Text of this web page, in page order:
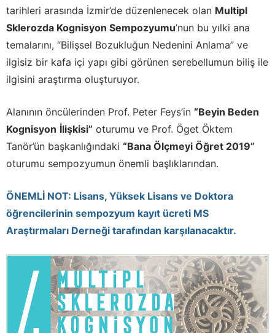
tarihleri arasında İzmir’de düzenlenecek olan Multipl
Sklerozda Kognisyon Sempozyumu’nun bu yılki ana
temalarını, “Bilişsel Bozukluğun Nedenini Anlama” ve
ilgisiz bir kafa içi yapı gibi görünen serebellumun biliş ile
ilgisini araştırma oluşturuyor.
Alanının öncülerinden Prof. Peter Feys’in “Beyin Beden
Kognisyon İlişkisi” oturumu ve Prof. Öget Öktem
Tanör’ün başkanlığındaki “Bana Ölçmeyi Öğret 2019”
oturumu sempozyumun önemli başlıklarından.
ÖNEMLİ NOT: Lisans, Yüksek Lisans ve Doktora
öğrencilerinin sempozyum kayıt ücreti MS
Araştırmaları Derneği tarafından karşılanacaktır.